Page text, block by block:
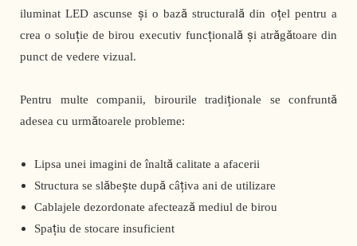
iluminat LED ascunse și o bază structurală din oțel pentru a
crea o soluție de birou executiv funcțională și atrăgătoare din
punct de vedere vizual.
Pentru multe companii, birourile tradiționale se confruntă
adesea cu următoarele probleme:
Lipsa unei imagini de înaltă calitate a afacerii
Structura se slăbește după câțiva ani de utilizare
Cablajele dezordonate afectează mediul de birou
Spațiu de stocare insuficient